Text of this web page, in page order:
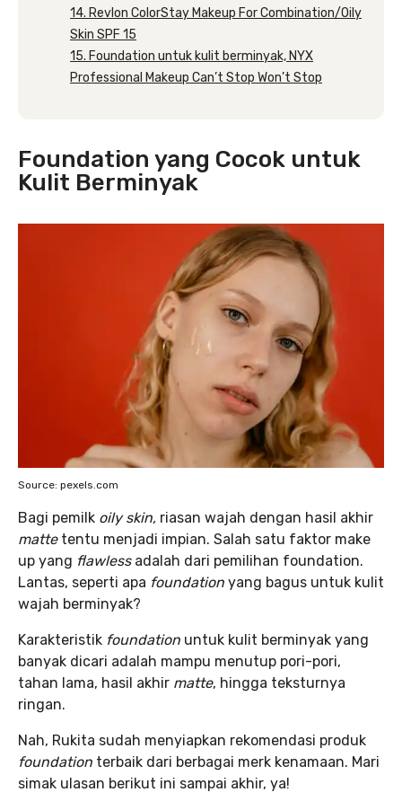
14. Revlon ColorStay Makeup For Combination/Oily
Skin SPF 15
15. Foundation untuk kulit berminyak, NYX
Professional Makeup Can’t Stop Won’t Stop
Foundation yang Cocok untuk
Kulit Berminyak
Source: pexels.com
Bagi pemilk oily skin, riasan wajah dengan hasil akhir
mattetentu menjadi impian. Salah satu faktor make
up yang flawless adalah dari pemilihan foundation.
Lantas, seperti apa foundation yang bagus untuk kulit
wajah berminyak?
Karakteristik foundation untuk kulit berminyak yang
banyak dicari adalah mampu menutup pori-pori,
tahan lama, hasil akhir matte, hingga teksturnya
ringan.
Nah, Rukita sudah menyiapkan rekomendasi produk
foundation terbaik dari berbagai merk kenamaan. Mari
simak ulasan berikut ini sampai akhir, ya!